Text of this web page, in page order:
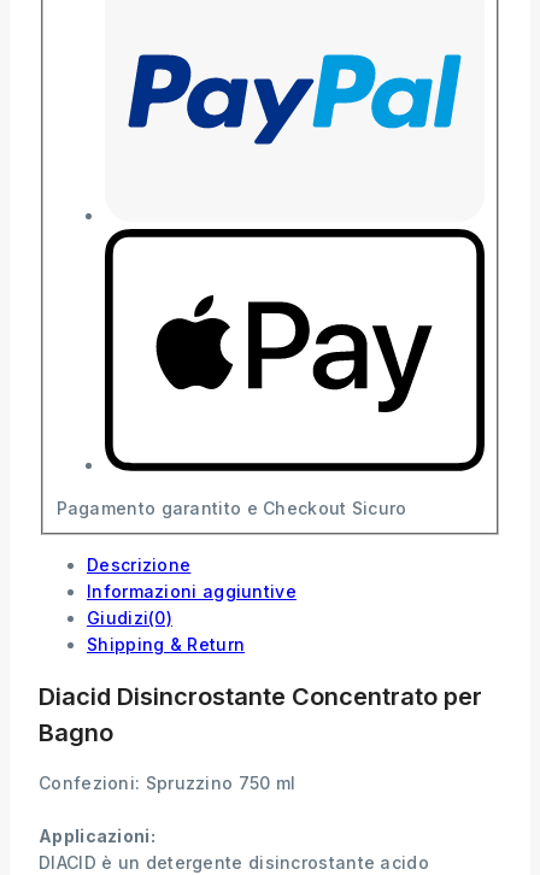
Pagamento garantito e Checkout Sicuro
Descrizione
Informazioni aggiuntive
Giudizi(0)
Shipping & Return
Diacid Disincrostante Concentrato per
Bagno
Confezioni: Spruzzino 750 ml
Applicazioni:
DIACID è un detergente disincrostante acido